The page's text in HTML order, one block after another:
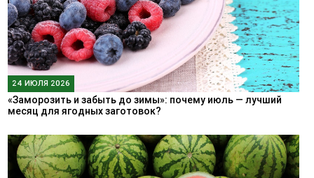
24 ИЮЛЯ 2026
«Заморозить и забыть до зимы»: почему июль — лучший
месяц для ягодных заготовок?